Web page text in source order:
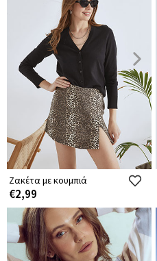
Ζακέτα με κουμπιά
€2,99